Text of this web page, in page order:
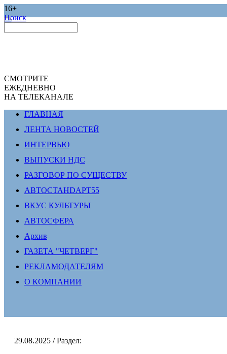
16+
Поиск
СМОТРИТЕ
ЕЖЕДНЕВНО
НА ТЕЛЕКАНАЛЕ
ГЛАВНАЯ
ЛЕНТА НОВОСТЕЙ
ИНТЕРВЬЮ
ВЫПУСКИ НДС
РАЗГОВОР ПО СУЩЕСТВУ
АВТОСТАНDАРТ55
ВКУС КУЛЬТУРЫ
АВТОСФЕРА
Архив
ГАЗЕТА "ЧЕТВЕРГ"
РЕКЛАМОДАТЕЛЯМ
О КОМПАНИИ
29.08.2025 / Раздел: